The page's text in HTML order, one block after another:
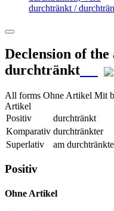
durchtränkt /
Declension of
durchtränkt
All forms Ohne Artikel Mit
Artikel
Positiv
durchtränkt
Komparativ durchtränkter
Superlativ
am
Positiv
Ohne Artikel